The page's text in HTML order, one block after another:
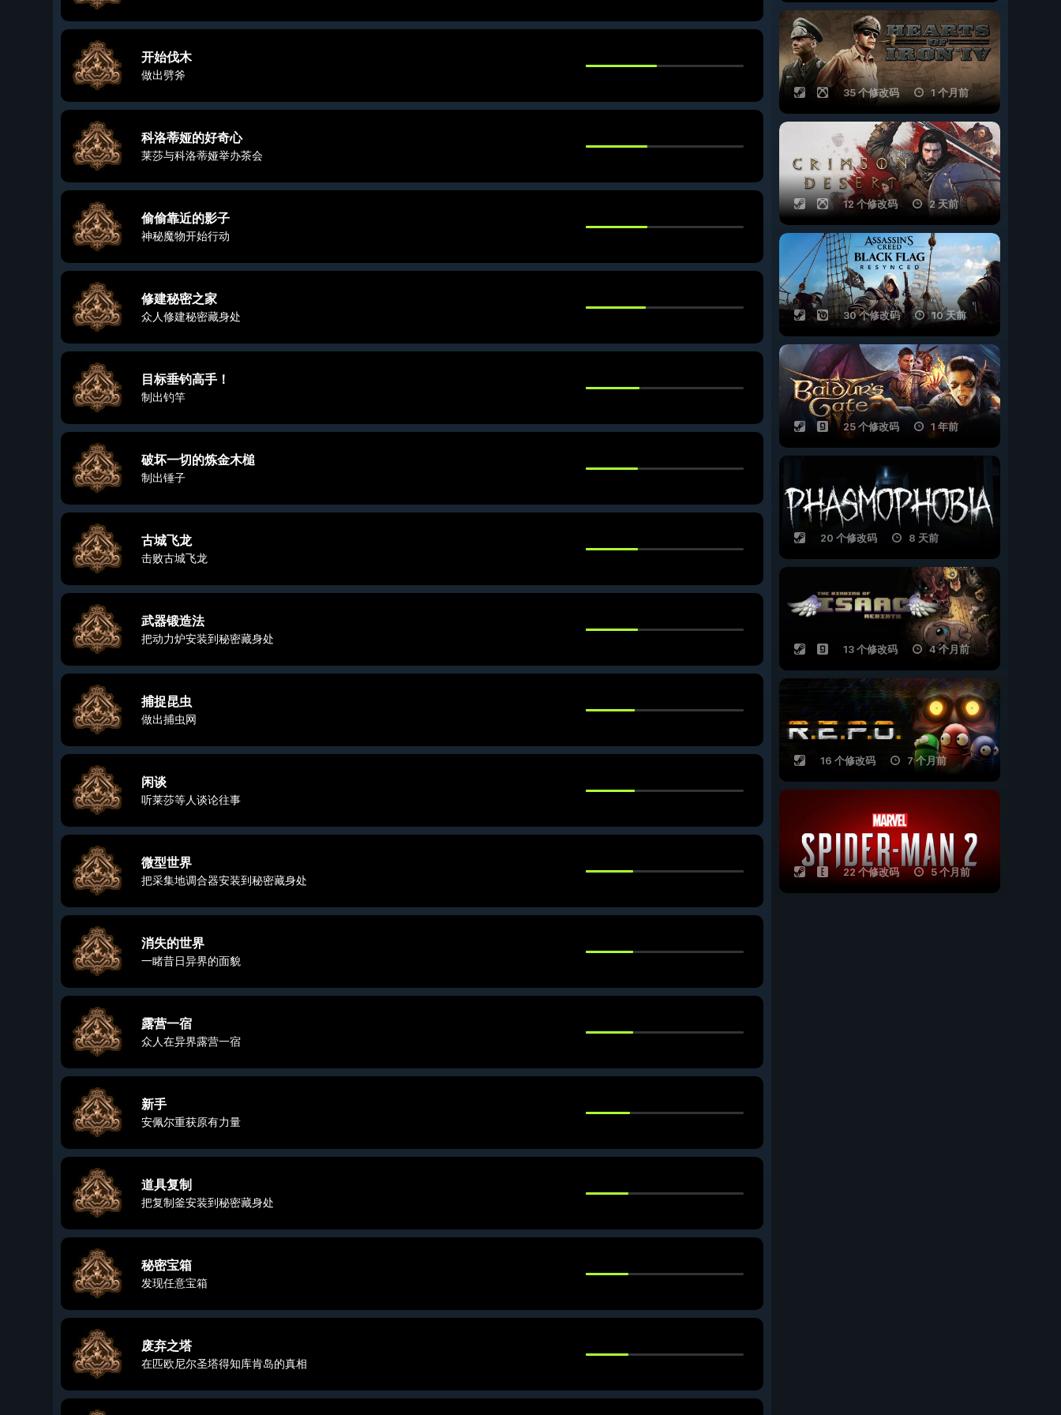
开始伐木
做出劈斧
科洛蒂娅的好奇心
莱莎与科洛蒂娅举办茶会
偷偷靠近的影子
神秘魔物开始行动
修建秘密之家
众人修建秘密藏身处
目标垂钓高手！
制出钓竿
破坏一切的炼金木槌
制出锤子
古城飞龙
击败古城飞龙
武器锻造法
把动力炉安装到秘密藏身处
捕捉昆虫
做出捕虫网
闲谈
听莱莎等人谈论往事
微型世界
把采集地调合器安装到秘密藏身处
消失的世界
一睹昔日异界的面貌
露营一宿
众人在异界露营一宿
新手
安佩尔重获原有力量
道具复制
把复制釜安装到秘密藏身处
秘密宝箱
发现任意宝箱
废弃之塔
在匹欧尼尔圣塔得知库肯岛的真相
35 个修改码 1 个月前
12 个修改码 2 天前
30 个修改码 10 天前
25 个修改码 1 年前
20 个修改码 8 天前
13 个修改码 4 个月前
16 个修改码 7 个月前
22 个修改码 5 个月前